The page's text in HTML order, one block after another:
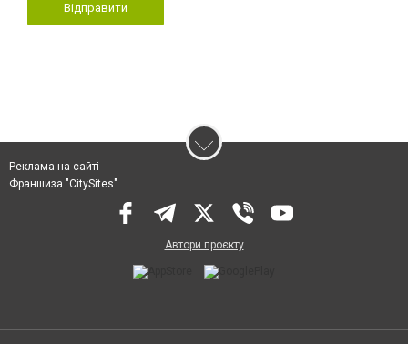
Відправити
Реклама на сайті
Франшиза "CitySites"
Автори проєкту